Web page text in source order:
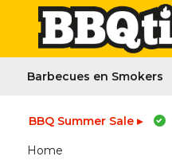
Barbecues en Smokers
BBQ Summer Sale ▸
Home